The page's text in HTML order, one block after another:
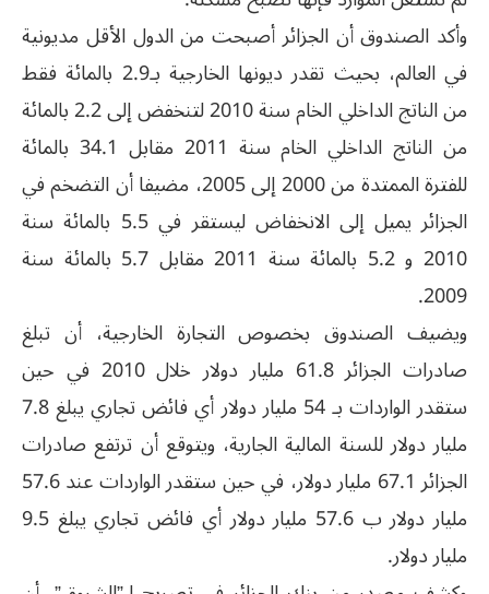
وأكد الصندوق أن الجزائر أصبحت من الدول الأقل مديونية
في العالم، بحيث تقدر ديونها الخارجية بـ2.9 بالمائة فقط
من الناتج الداخلي الخام سنة 2010 لتنخفض إلى 2.2 بالمائة
من الناتج الداخلي الخام سنة 2011 مقابل 34.1 بالمائة
للفترة الممتدة من 2000 إلى 2005، مضيفا أن التضخم في
الجزائر يميل إلى الانخفاض ليستقر في 5.5 بالمائة سنة
2010 و 5.2 بالمائة سنة 2011 مقابل 5.7 بالمائة سنة
2009.
ويضيف الصندوق بخصوص التجارة الخارجية، أن تبلغ
صادرات الجزائر 61.8 مليار دولار خلال 2010 في حين
ستقدر الواردات بـ 54 مليار دولار أي فائض تجاري يبلغ 7.8
مليار دولار للسنة المالية الجارية، ويتوقع أن ترتفع صادرات
الجزائر 67.1 مليار دولار، في حين ستقدر الواردات عند 57.6
مليار دولار ب 57.6 مليار دولار أي فائض تجاري يبلغ 9.5
مليار دولار.